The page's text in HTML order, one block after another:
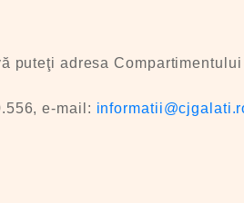
puteţi adresa
e-mail: